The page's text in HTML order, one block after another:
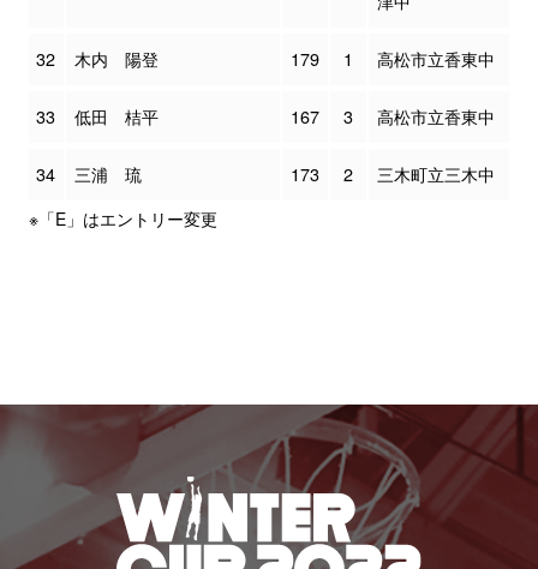
32 木内 陽登 179 1 高松市立香東中
33 低田 桔平 167 3 高松市立香東中
34 三浦 琉 173 2
三木町立三木中
※「E」はエントリー変更